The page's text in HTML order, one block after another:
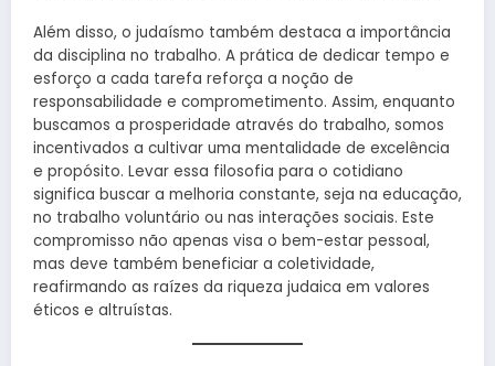
Além disso, o judaísmo também destaca a importância
da disciplina no trabalho. A prática de dedicar tempo e
esforço a cada tarefa reforça a noção de
responsabilidade e comprometimento. Assim, enquanto
buscamos a prosperidade através do trabalho, somos
incentivados a cultivar uma mentalidade de excelência
e propósito. Levar essa filosofia para o cotidiano
significa buscar a melhoria constante, seja na educação,
no trabalho voluntário ou nas interações sociais. Este
compromisso não apenas visa o bem-estar pessoal,
mas deve também beneficiar a coletividade,
reafirmando as raízes da riqueza judaica em valores
éticos e altruístas.